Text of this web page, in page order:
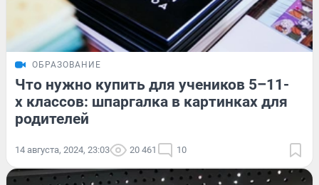
ОБРАЗОВАНИЕ
Что нужно купить для учеников 5–11-
х классов: шпаргалка в картинках для
родителей
14 августа, 2024, 23:03 20 461 10